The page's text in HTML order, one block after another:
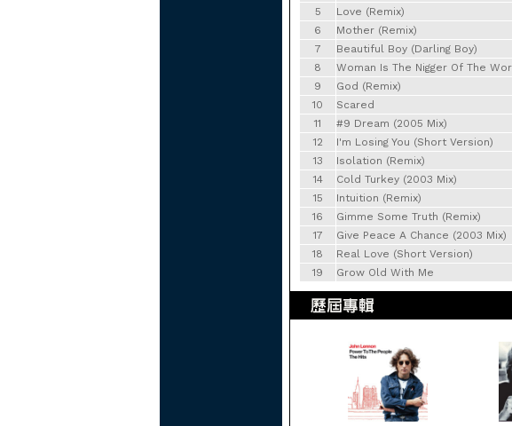
5
Love (Remix)
6
Mother (Remix)
7
Beautiful Boy (Darling Boy)
8
Woman Is The Nigger Of The
9
God (Remix)
10
Scared
11
#9 Dream (2005 Mix)
12
I'm Losing You (Short Version)
13
Isolation (Remix)
14
Cold Turkey (2003 Mix)
15
Intuition (Remix)
16
Gimme Some Truth (Remix)
17
Give Peace A Chance (2003 Mix)
18
Real Love (Short Version)
19
Grow Old With Me